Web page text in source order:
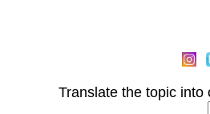
Translate the topic into